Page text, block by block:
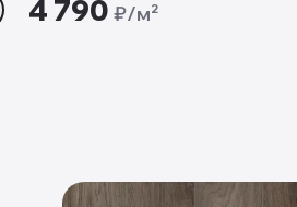
4 790 ₽/м²